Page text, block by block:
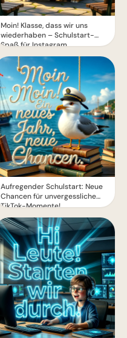
Moin! Klasse, dass wir uns
wiederhaben – Schulstart-
Spaß für Instagram
Aufregender Schulstart: Neue
Chancen für unvergessliche
TikTok-Momente!